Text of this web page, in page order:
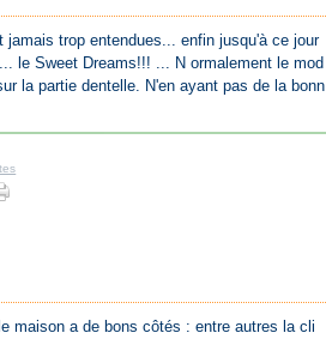
trop entendues... enfin jusqu'à ce jour
le Sweet Dreams!!! ... N ormalement le mod
la partie dentelle. N'en ayant pas de la bonn
maison a de bons côtés : entre autres la cli